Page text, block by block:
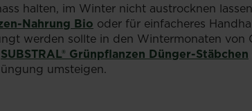
halten, im Winter nicht austrocknen
Nahrung Bio oder für einfacheres
werden sollte in den Wintermonaten
SUBSTRAL® Grünpflanzen Dünger-Stäbchen
umsteigen.